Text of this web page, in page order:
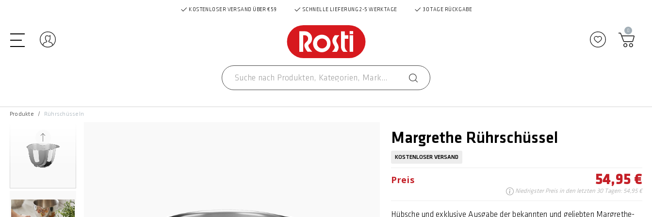
KOSTENLOSER VERSAND ÜBER €59 SCHNELLE LIEFERUNG 2-5 WERKTAGE 30 TAGE RÜCKGABE
Einloggen Zu Favoriten
0
Produkte Rührschüsseln
Margrethe Rührschüssel
KOSTENLOSER VERSAND
Preis 54,95 €
Niedrigster Preis in den letzten 30 Tagen: 54,95 €
Hübsche und exklusive Ausgabe der bekannten und geliebten Margrethe-